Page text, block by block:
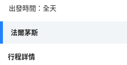
出發時間 ： 全天
法爾茅斯
行程詳情